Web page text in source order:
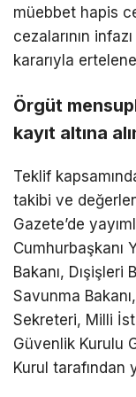
müebbet hapis
cezalarının
kararıyla
Örgüt
kayıt altına
Teklif
takibi ve
Gazete’de
Cumhurbaşkanı
Bakanı, Dışişleri
Savunma
Sekreteri, Milli
Güvenlik Kurulu
Kurul tarafından